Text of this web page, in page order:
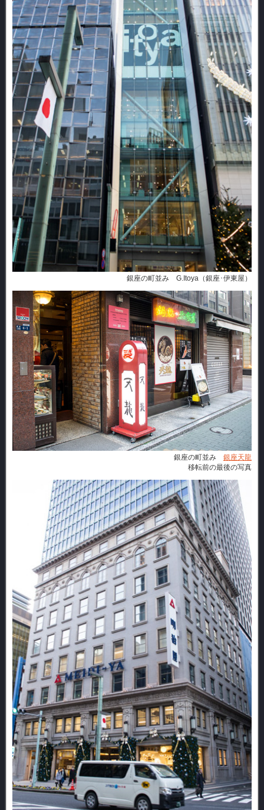
銀座の町並み G.Itoya（銀座･伊東屋）
銀座の町並み 銀座天龍
移転前の最後の写真